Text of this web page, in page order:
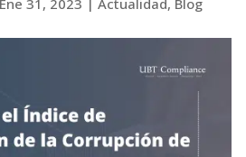
Ene 31, 2023 | Actualidad, Blog